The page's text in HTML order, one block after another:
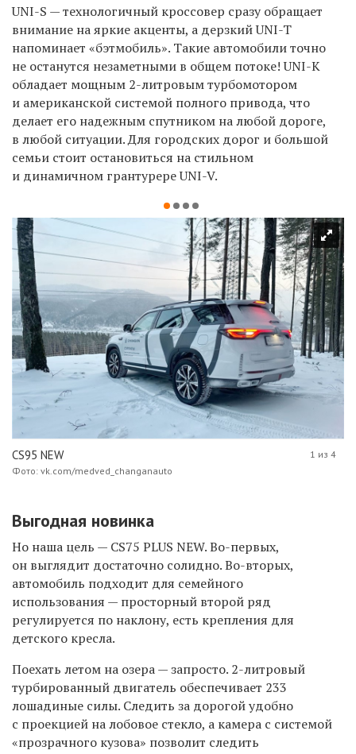
UNI-S — технологичный кроссовер сразу обращает
внимание на яркие акценты, а дерзкий UNI-T
напоминает «бэтмобиль». Такие автомобили точно
не останутся незаметными в общем потоке! UNI-K
обладает мощным 2-литровым турбомотором
и американской системой полного привода, что
делает его надежным спутником на любой дороге,
в любой ситуации. Для городских дорог и большой
семьи стоит остановиться на стильном
и динамичном грантурере UNI-V.
CS95 NEW
Фото: vk.com/medved_changanauto
1 из 4
Выгодная новинка
Но наша цель — CS75 PLUS NEW. Во-первых,
он выглядит достаточно солидно. Во-вторых,
автомобиль подходит для семейного
использования — просторный второй ряд
регулируется по наклону, есть крепления для
детского кресла.
Поехать летом на озера — запросто. 2-литровый
турбированный двигатель обеспечивает 233
лошадиные силы. Следить за дорогой удобно
с проекцией на лобовое стекло, а камера с системой
«прозрачного кузова» позволит следить